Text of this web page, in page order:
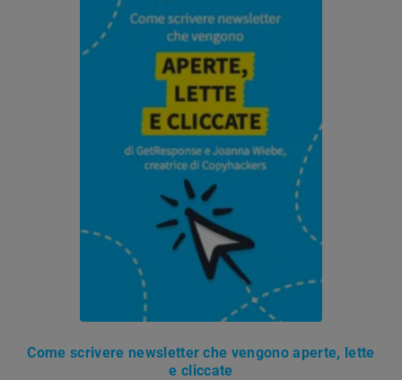
Come scrivere newsletter che vengono aperte, lette
e cliccate